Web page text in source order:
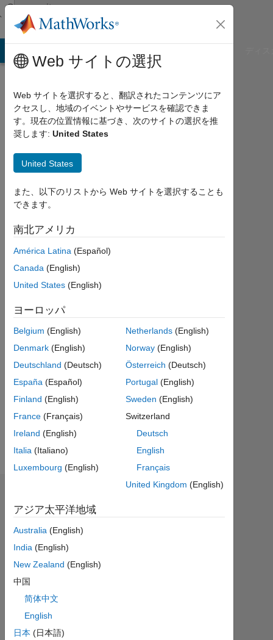
コンテンツへスキップ
Community
Profile
Lorenzo
Lellini
Last
約3
年 前
2021
か
ら
ィ
ブ
Following:
計
L
2
Web サイトの選択
Web サイトを選択すると、翻訳されたコンテンツにア
クセスし、地域のイベントやサービスを確認できま
す。現在の位置情報に基づき、次のサイトの選択を推
奨します: United States
United States
また、以下のリストから Web サイトを選択することも
できます。
南北アメリカ
América Latina (Español)
Canada (English)
United States (English)
ヨーロッパ
Belgium (English)
Denmark (English)
Deutschland (Deutsch)
España (Español)
Finland (English)
France (Français)
Ireland (English)
Italia (Italiano)
Luxembourg (English)
Netherlands (English)
Norway (English)
Österreich (Deutsch)
Portugal (English)
Sweden (English)
Switzerland
Deutsch
English
Français
United Kingdom (English)
アジア太平洋地域
Australia (English)
India (English)
New Zealand (English)
中国
简体中文
English
日本 (日本語)